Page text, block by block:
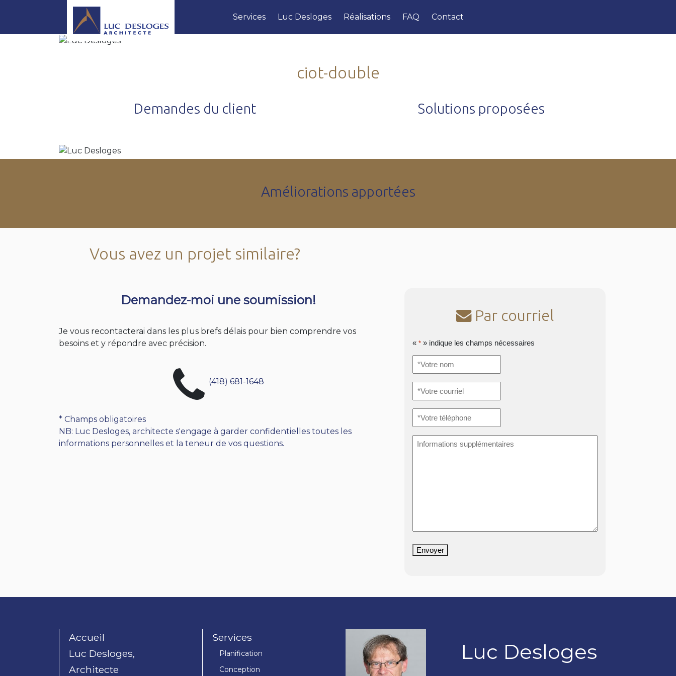
Services Luc Desloges Réalisations FAQ Contact
ciot-double
Demandes du client Solutions proposées
Améliorations apportées
Vous avez un projet similaire?
Demandez-moi une soumission!
Je vous recontacterai dans les plus brefs délais pour bien comprendre vos
besoins et y répondre avec précision.
(418) 681-1648
* Champs obligatoires
NB: Luc Desloges, architecte s'engage à garder confidentielles toutes les
informations personnelles et la teneur de vos questions.
Par courriel
«* » indique les champs nécessaires
nom*
courriel*
téléphone*
supplémentaires
Envoyer
Accueil
Luc Desloges,
Architecte
Services
Planification
Conception
Luc Desloges